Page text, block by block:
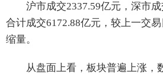
沪市成交2337.59亿元，深市成
合计成交6172.88亿元，较上一交
缩量。
从盘面上看，板块普遍上涨，数